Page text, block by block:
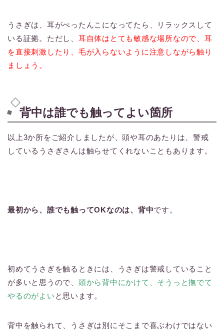
うさぎは、耳がぺったんこになってたら、リラックスして
いる証拠。ただし、 耳自体はとても敏感な場所なので、耳
を直接刺激したり、毛が入らないように注意しながら触り
ましょう。
背中は誰でも触ってよい箇所
以上3か所をご紹介しましたが、頭や耳のあたりは、警戒
しているうさぎさんは触らせてくれないこともあります。
最初から、誰でも触ってOKなのは、背中です。
初めてうさぎを触るときには、うさぎは警戒していること
が多いと思うので、 頭から背中にかけて、そうっと撫でて
やるのがよい と思います。
背中を触られて、うさぎは別にそこまで喜ぶわけではない